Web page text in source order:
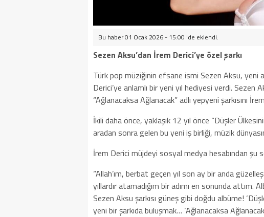
Bu haber 01 Ocak 2026 - 15:00 'de eklendi.
Sezen Aksu’dan İrem Derici’ye özel şarkı
Türk pop müziğinin efsane ismi Sezen Aksu, yeni
Derici’ye anlamlı bir yeni yıl hediyesi verdi.
“Ağlanacaksa Ağlanacak” adlı yepyeni şarkısını
İkili daha önce, yaklaşık 12 yıl önce “Düşler
aradan sonra gelen bu yeni iş birliği, müzik
İrem Derici müjdeyi sosyal medya hesabından şu
“Allah’ım, berbat geçen yıl son ay bir anda
yıllardır atamadığım bir adımı en sonunda
Sezen Aksu şarkısı güneş gibi doğdu albüme!
yeni bir şarkıda buluşmak… ‘Ağlanacaksa